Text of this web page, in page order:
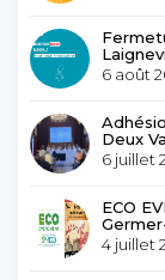
6 août
Deux
6 juillet
ECO
4 juillet